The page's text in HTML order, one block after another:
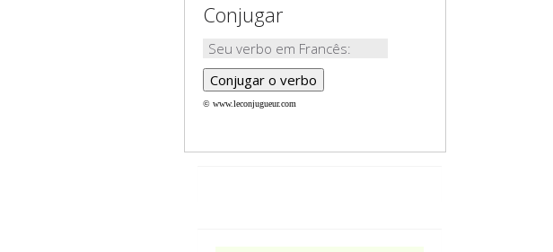
Conjugar
© www.leconjugueur.com